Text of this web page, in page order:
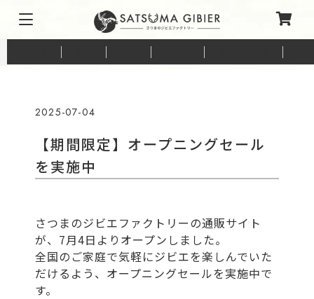
2025-07-04
【期間限定】オープニングセール
を実施中
さつまのジビエファクトリーの通販サイト
が、7月4日よりオープンしました。
全国のご家庭で気軽にジビエを楽しんでいた
だけるよう、オープニングセールを実施中で
す。